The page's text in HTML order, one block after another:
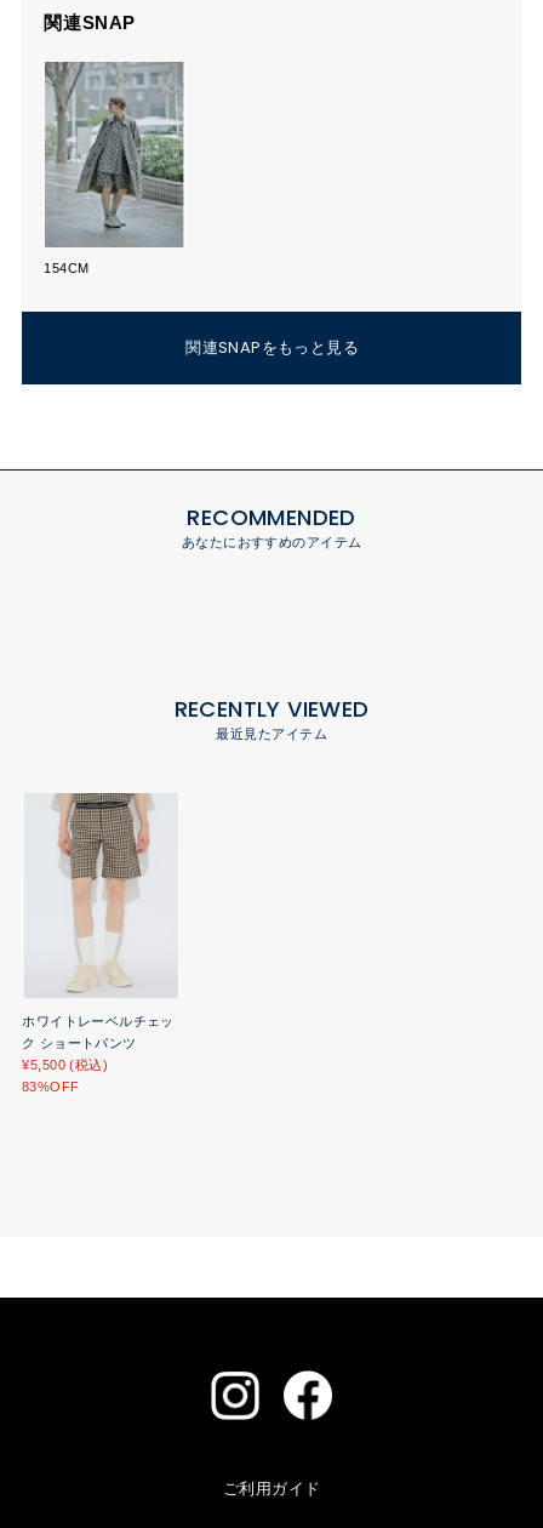
関連SNAP
154CM
関連SNAPをもっと見る
RECOMMENDED
あなたにおすすめのアイテム
RECENTLY VIEWED
最近見たアイテム
ホワイトレーベルチェッ
ク ショートパンツ
¥5,500 (税込)
83%OFF
ご利用ガイド